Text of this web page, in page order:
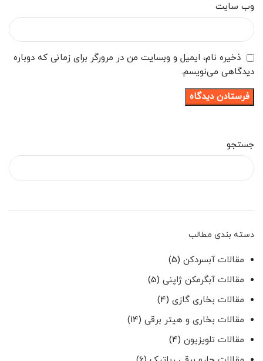
وب‌ سایت
ذخیره نام، ایمیل و وبسایت من در مرورگر برای زمانی که دوباره
دیدگاهی می‌نویسم.
جستجو
دسته بندی مطالب
مقالات آبسردکن (5)
مقالات آبگرمکن ژاپنی (5)
مقالات بخاری گازی (4)
مقالات بخاری و هیتر برقی (14)
مقالات تلویزیون (4)